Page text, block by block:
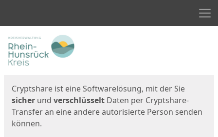
Start
Cryptshare ist eine Softwarelösung, mit der Sie
sicher und verschlüsselt Daten per Cryptshare-
Transfer an eine andere autorisierte Person senden
können.